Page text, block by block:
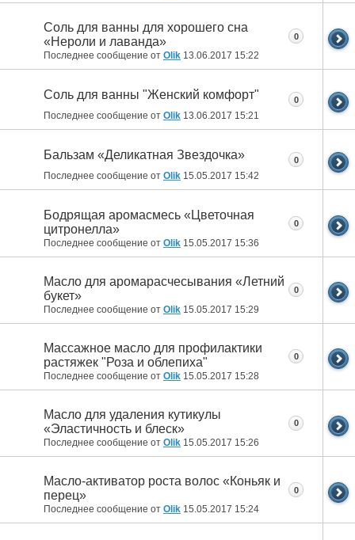
Соль для ванны для хорошего сна
«Нероли и лаванда»
Последнее сообщение от Olik 13.06.2017 15:22
0
Соль для ванны "Женский комфорт"
Последнее сообщение от Olik 13.06.2017 15:21
0
Бальзам «Деликатная Звездочка»
Последнее сообщение от Olik 15.05.2017 15:42
0
Бодрящая аромасмесь «Цветочная
цитронелла»
Последнее сообщение от Olik 15.05.2017 15:36
0
Масло для аромарасчесывания «Летний
букет»
Последнее сообщение от Olik 15.05.2017 15:29
0
Массажное масло для профилактики
растяжек "Роза и облепиха"
Последнее сообщение от Olik 15.05.2017 15:28
0
Масло для удаления кутикулы
«Эластичность и блеск»
Последнее сообщение от Olik 15.05.2017 15:26
0
Масло-активатор роста волос «Коньяк и
перец»
Последнее сообщение от Olik 15.05.2017 15:24
0